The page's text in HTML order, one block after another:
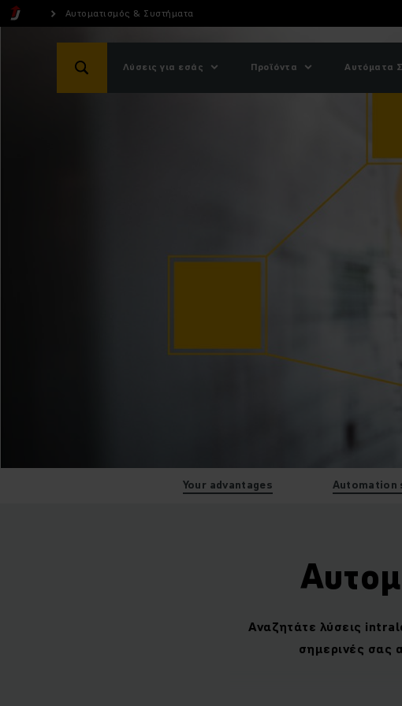
Αυτοματισμός & Συστήματα
Λύσεις για εσάς Προϊόντα Αυτόματα
Your advantages Automation
Αναζητάτε λύσεις
σημερινές σας